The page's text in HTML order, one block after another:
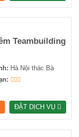
Teambuilding
Hà Nội thác Bà
ĐẶT DỊCH VỤ